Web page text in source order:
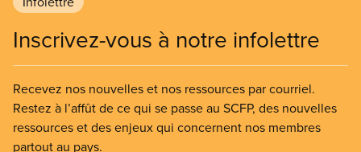
Inscrivez-vous à notre infolettre
Recevez nos nouvelles et nos ressources par courriel.
Restez à l’affût de ce qui se passe au SCFP, des nouvelles
ressources et des enjeux qui concernent nos membres
partout au pays.